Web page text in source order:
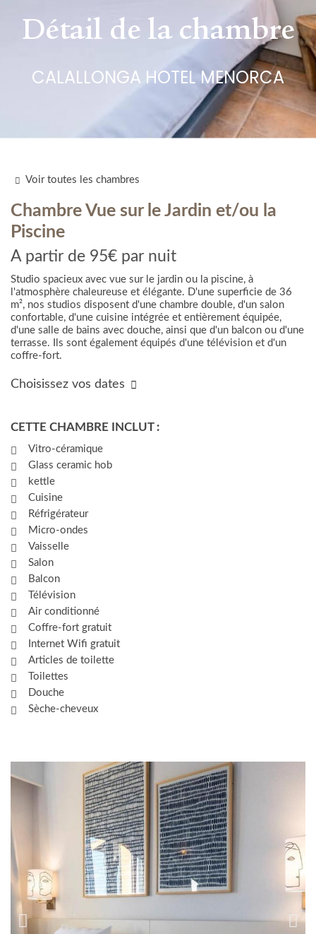
Détail de la chambre
CALALLONGA HOTEL MENORCA
Voir toutes les chambres
Chambre Vue sur le Jardin et/ou la
Piscine
A partir de 95€ par nuit
Studio spacieux avec vue sur le jardin ou la piscine, à
l'atmosphère chaleureuse et élégante. D'une superficie de 36
m², nos studios disposent d'une chambre double, d'un salon
confortable, d'une cuisine intégrée et entièrement équipée,
d'une salle de bains avec douche, ainsi que d'un balcon ou d'une
terrasse. Ils sont également équipés d'une télévision et d'un
coffre-fort.
Choisissez vos dates
CETTE CHAMBRE INCLUT :
Vitro-céramique
Glass ceramic hob
kettle
Cuisine
Réfrigérateur
Micro-ondes
Vaisselle
Salon
Balcon
Télévision
Air conditionné
Coffre-fort gratuit
Internet Wifi gratuit
Articles de toilette
Toilettes
Douche
Sèche-cheveux